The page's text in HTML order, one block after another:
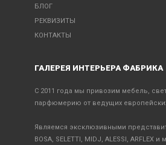
БЛОГ
РЕКВИЗИТЫ
КОНТАКТЫ
ГАЛЕРЕЯ ИНТЕРЬЕРА ФАБРИКА
С 2011 года мы привозим мебель,
парфюмерию от ведущих
Являемся эксклюзивными
BOSA, SELETTI, MIDJ, ALESSI, ARFLEX и